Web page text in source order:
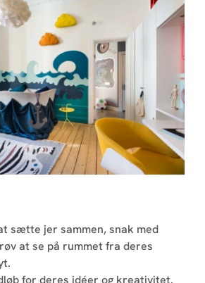
sætte jer sammen, snak med
at se på rummet fra deres
for deres idéer og kreativitet.